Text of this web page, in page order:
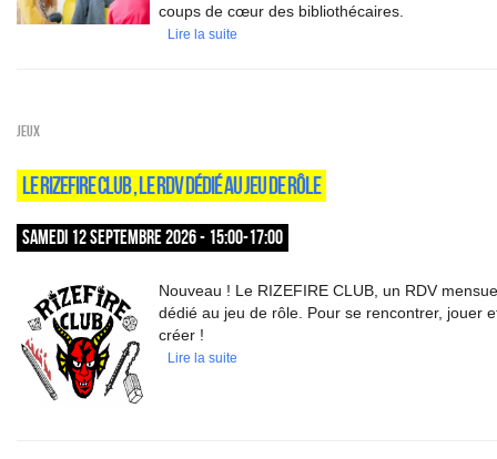
coups de cœur des bibliothécaires.
Lire la suite
Jeux
LE RIZEFIRE CLUB , LE RDV DÉDIÉ AU JEU DE RÔLE
SAMEDI 12 SEPTEMBRE 2026 - 15:00-17:00
Nouveau ! Le RIZEFIRE CLUB, un RDV
dédié au jeu de rôle. Pour se rencontrer, jouer
créer !
Lire la suite